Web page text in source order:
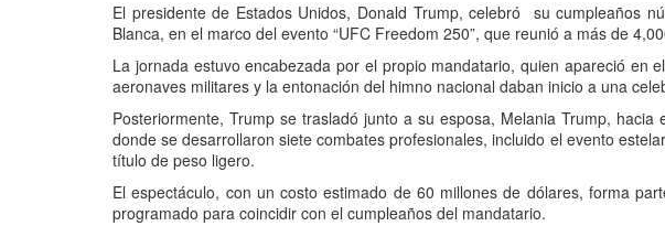
El presidente de Estados Unidos, Donald Trump, celebró su cumpleaños
Blanca, en el marco del evento “UFC Freedom 250”, que reunió a más de
La jornada estuvo encabezada por el propio mandatario, quien apareció en
aeronaves militares y la entonación del himno nacional daban inicio a una
Posteriormente, Trump se trasladó junto a su esposa, Melania Trump,
donde se desarrollaron siete combates profesionales, incluido el evento
título de peso ligero.
El espectáculo, con un costo estimado de 60 millones de dólares, forma
programado para coincidir con el cumpleaños del mandatario.